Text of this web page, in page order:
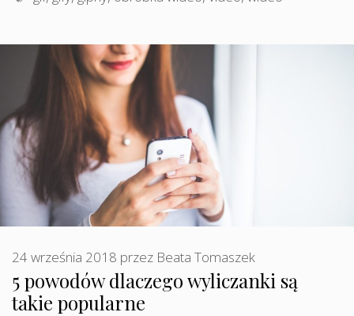
5 powodów dlaczego wyliczanki są
takie popularne
24 września 2018 przez Beata Tomaszek